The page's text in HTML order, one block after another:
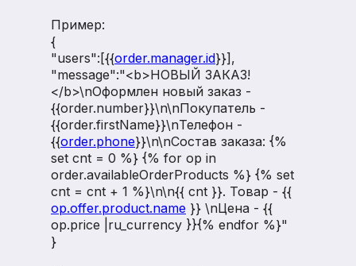
Пример:
{
"users":[{{order.manager.id}}],
"message":"<b>НОВЫЙ ЗАКАЗ!
</b>\nОформлен новый заказ -
{{order.number}}\n\nПокупатель -
{{order.firstName}}\nТелефон -
{{order.phone}}\n\nСостав заказа: {%
set cnt = 0 %} {% for op in
order.availableOrderProducts %} {% set
cnt = cnt + 1 %}\n\n{{ cnt }}. Товар - {{
op.offer.product.name }} \nЦена - {{
op.price |ru_currency }}{% endfor %}"
}